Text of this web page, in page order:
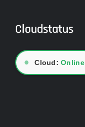
Cloudstatus
● Cloud:Online